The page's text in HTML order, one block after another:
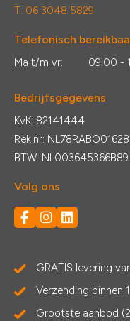
T: 06 3048 5829
Telefonisch
Ma t/m vr: 09:00 -
Bedrijfsgegevens
KvK: 82141444
Rek.nr:
BTW: NL003645366B89
Volg ons
GRATIS levering
Verzending binnen
Grootste aanbod